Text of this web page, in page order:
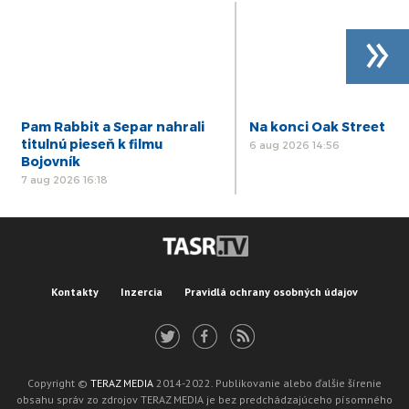
Pam Rabbit a Separ nahrali
titulnú pieseň k filmu
Bojovník
7 aug 2026 16:18
Na konci Oak Street
6 aug 2026 14:56
»
Kontakty Inzercia Pravidlá ochrany osobných údajov
Copyright © TERAZ MEDIA 2014-2022. Publikovanie alebo ďalšie šírenie
obsahu správ zo zdrojov TERAZ MEDIA je bez predchádzajúceho písomného